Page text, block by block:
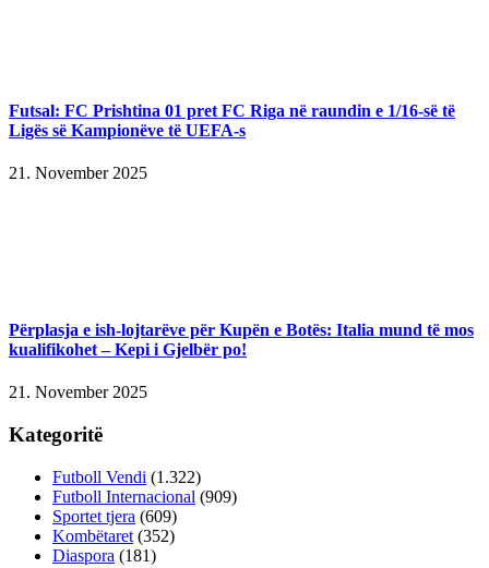
Futsal: FC Prishtina 01 pret FC Riga në raundin e 1/16-së të
Ligës së Kampionëve të UEFA-s
21. November 2025
Përplasja e ish-lojtarëve për Kupën e Botës: Italia mund të mos
kualifikohet – Kepi i Gjelbër po!
21. November 2025
Kategoritë
Futboll Vendi (1.322)
Futboll Internacional (909)
Sportet tjera (609)
Kombëtaret (352)
Diaspora (181)